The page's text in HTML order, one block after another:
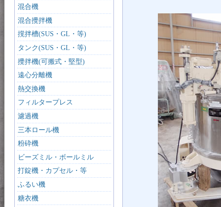
混合機
混合攪拌機
撹拌槽(SUS・GL・等)
タンク(SUS・GL・等)
攪拌機(可搬式・堅型)
遠心分離機
熱交換機
フィルタープレス
濾過機
三本ロール機
粉砕機
ビーズミル・ボールミル
打錠機・カプセル・等
ふるい機
糖衣機